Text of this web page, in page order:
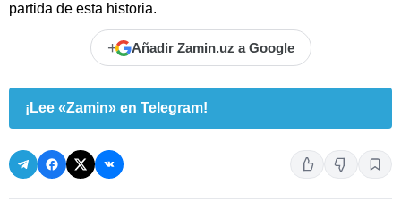
partida de esta historia.
+ Añadir Zamin.uz a Google
¡Lee «Zamin» en Telegram!